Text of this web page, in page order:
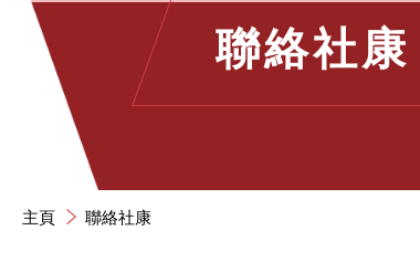
聯絡社康
主頁 聯絡社康